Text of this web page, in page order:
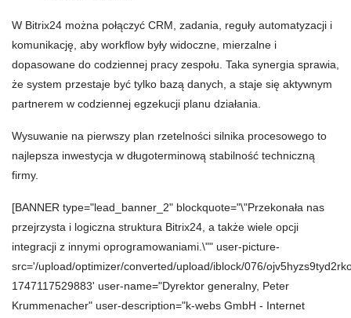
W Bitrix24 można połączyć CRM, zadania, reguły automatyzacji i
komunikację, aby workflow były widoczne, mierzalne i
dopasowane do codziennej pracy zespołu. Taka synergia sprawia,
że system przestaje być tylko bazą danych, a staje się aktywnym
partnerem w codziennej egzekucji planu działania.
Wysuwanie na pierwszy plan rzetelności silnika procesowego to
najlepsza inwestycja w długoterminową stabilność techniczną
firmy.
[BANNER type="lead_banner_2" blockquote="\"Przekonała nas
przejrzysta i logiczna struktura Bitrix24, a także wiele opcji
integracji z innymi oprogramowaniami.\"" user-picture-
src='/upload/optimizer/converted/upload/iblock/076/
1747117529883' user-name="Dyrektor generalny, Peter
Krummenacher" user-description="k-webs GmbH - Internet